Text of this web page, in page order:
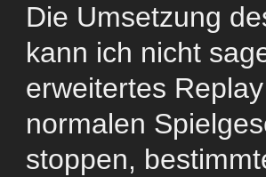
Die Umsetzung
kann ich nicht
erweitertes
normalen
stoppen,